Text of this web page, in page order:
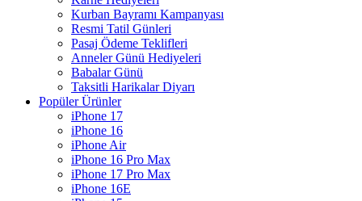
Kurban Bayramı Kampanyası
Resmi Tatil Günleri
Pasaj Ödeme Teklifleri
Anneler Günü Hediyeleri
Babalar Günü
Taksitli Harikalar Diyarı
Popüler Ürünler
iPhone 17
iPhone 16
iPhone Air
iPhone 16 Pro Max
iPhone 17 Pro Max
iPhone 16E